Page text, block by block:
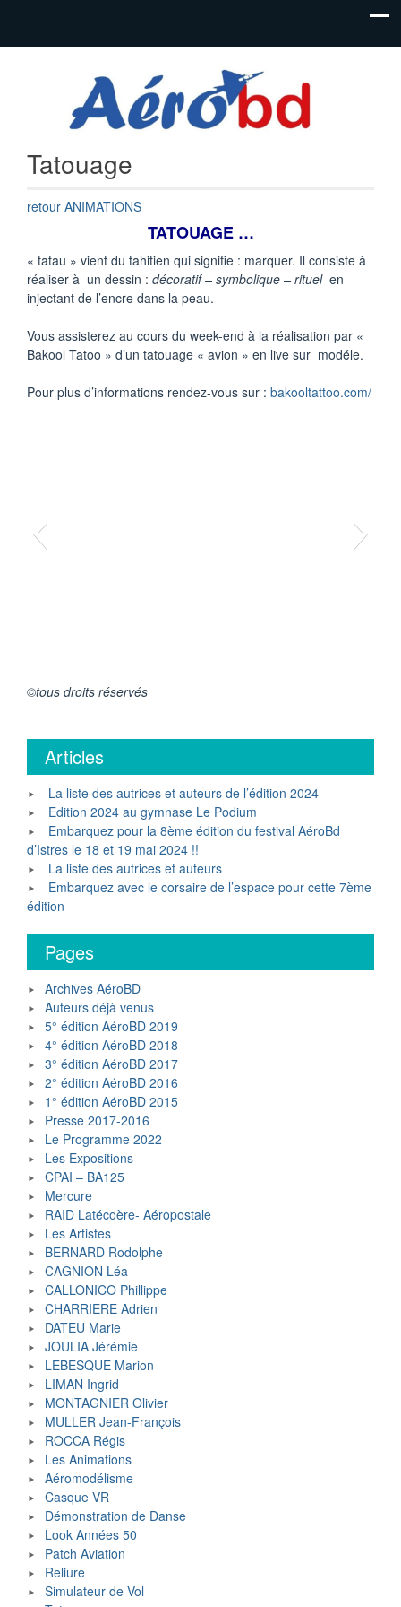
Festival
AéroBD
Istres
dessinées
aéronautiques
Tatouage
retour ANIMATIONS
TATOUAGE …
« tatau » vient du tahitien qui signifie : marquer. Il consiste à
réaliser à un dessin : décoratif – symbolique – rituelen
injectant de l’encre dans la peau.
Vous assisterez au cours du week-end à la réalisation par «
Bakool Tatoo » d’un tatouage « avion » en live sur modéle.
Pour plus d’informations rendez-vous sur : bakooltattoo.com/
FB_IMG_15174816137521
©tous droits réservés
Articles
La liste des autrices et auteurs de l’édition 2024
Edition 2024 au gymnase Le Podium
Embarquez pour la 8ème édition du festival AéroBd
d’Istres le 18 et 19 mai 2024 !!
La liste des autrices et auteurs
Embarquez avec le corsaire de l’espace pour cette 7ème
édition
Pages
Archives AéroBD
Auteurs déjà venus
5° édition AéroBD 2019
4° édition AéroBD 2018
3° édition AéroBD 2017
2° édition AéroBD 2016
1° édition AéroBD 2015
Presse 2017-2016
Le Programme 2022
Les Expositions
CPAI – BA125
Mercure
RAID Latécoère- Aéropostale
Les Artistes
BERNARD Rodolphe
CAGNION Léa
CALLONICO Phillippe
CHARRIERE Adrien
DATEU Marie
JOULIA Jérémie
LEBESQUE Marion
LIMAN Ingrid
MONTAGNIER Olivier
MULLER Jean-François
ROCCA Régis
Les Animations
Aéromodélisme
Casque VR
Démonstration de Danse
Look Années 50
Patch Aviation
Reliure
Simulateur de Vol